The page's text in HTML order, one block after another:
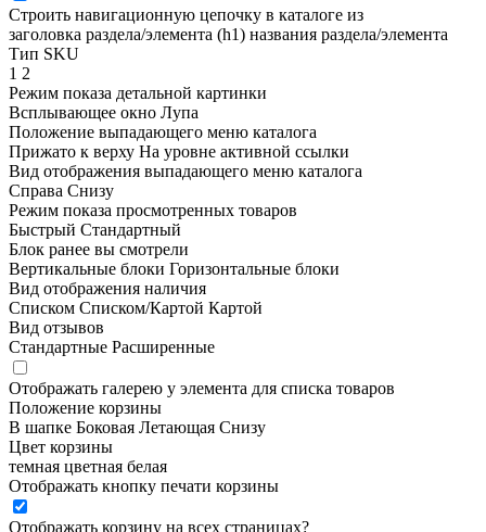
Строить навигационную цепочку в каталоге из
заголовка раздела/элемента (h1) названия раздела/элемента
Тип SKU
1 2
Режим показа детальной картинки
Всплывающее окно Лупа
Положение выпадающего меню каталога
Прижато к верху На уровне активной ссылки
Вид отображения выпадающего меню каталога
Справа Снизу
Режим показа просмотренных товаров
Быстрый Стандартный
Блок ранее вы смотрели
Вертикальные блоки Горизонтальные блоки
Вид отображения наличия
Списком Списком/Картой Картой
Вид отзывов
Стандартные Расширенные
Отображать галерею у элемента для списка товаров
Положение корзины
В шапке Боковая Летающая Снизу
Цвет корзины
темная цветная белая
Отображать кнопку печати корзины
Отображать корзину на всех страницах?